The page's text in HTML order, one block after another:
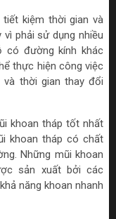
tiết kiệm thời gian và
phải sử dụng nhiều
có đường kính khác
thực hiện công việc
và thời gian thay đổi
khoan tháp tốt nhất
khoan tháp có chất
Những mũi khoan
sản xuất bởi các
năng khoan nhanh